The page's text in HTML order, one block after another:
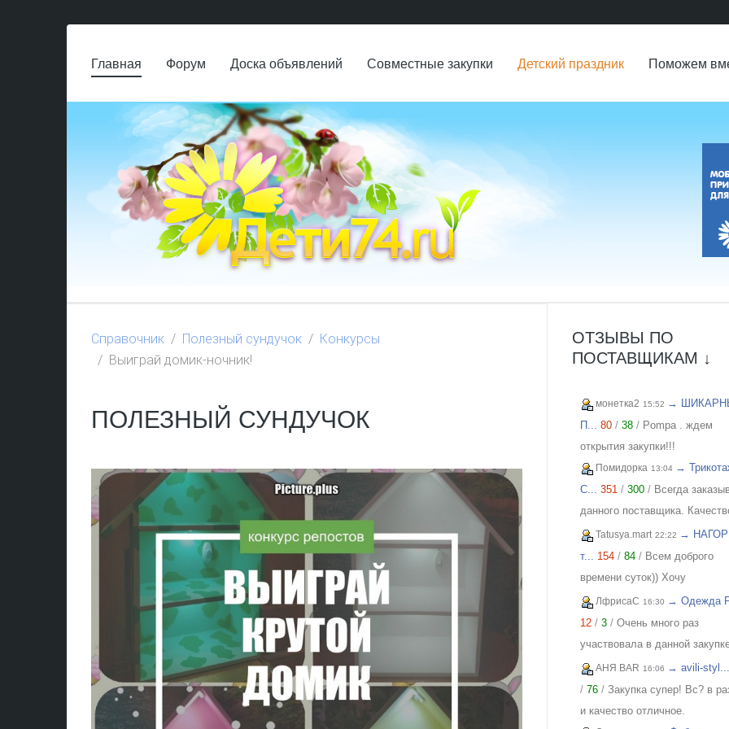
Главная Форум Доска объявлений Совместные закупки Детский праздник Поможем
Справочник Полезный сундучок
Конкурсы
Выиграй домик-ночник!
ПОЛЕЗНЫЙ СУНДУЧОК
ОТЗЫВЫ ПО
ПОСТАВЩИКАМ ↓
монетка2 15:52 →
П... 80 / 38 / Pompa . ждем
открытия закупки!!!
Помидорка 13:04 →
C... 351 / 300 / Всегда
данного поставщика.
отличное, всем довольна!
Tatusya.mart 22:22 →
т... 154 / 84 / Всем доброго
времени суток)) Хочу
похвастаться своей
обновкой,заказывала сарафан
закупке (Нагорная трикотаж) и
осталась в полном восторге
качества)) Соответствие
всяких похвал))
ЛфрисаС 16:30 → Одежда
12 / 3 / Очень много раз
участвовала в данной
приобретала и для себя и
и джинсы, и джемпера, и
блузки, вещи качественные,
АНЯ BAR 16:06 → avili-styl...
/ 76 / Закупка супер! Вс? в
и качество отличное.